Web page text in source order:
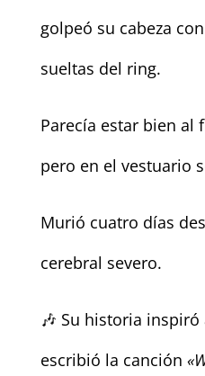
golpeó su cabeza
sueltas del ring.
Parecía estar bien
pero en el vestuario
Murió cuatro días
cerebral severo.
🎶 Su historia inspiró
escribió la canción